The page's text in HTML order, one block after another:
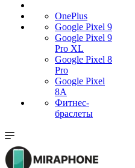
OnePlus
Google Pixel 9
Google Pixel 9
Pro XL
Google Pixel 8
Pro
Google Pixel
8A
Фитнес-
браслеты